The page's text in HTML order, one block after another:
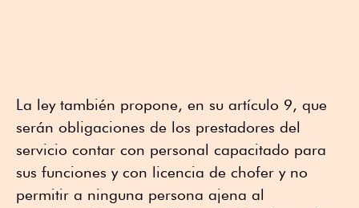
La ley también propone, en su artículo 9, que
serán obligaciones de los prestadores del
servicio contar con personal capacitado para
sus funciones y con licencia de chofer y no
permitir a ninguna persona ajena al